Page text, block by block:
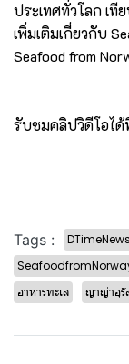
ประเทศทั่วโลก เ
เพิ่มเติมเกี่ยวกับ
Seafood from
รับชมคลิปวิดีโอได้
Tags : DTimeNews
อาหารทะเล
ญาญ่าอุรั